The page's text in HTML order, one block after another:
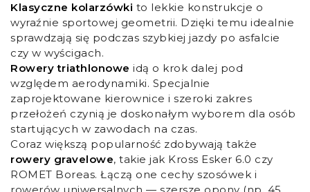
Klasyczne kolarzówki to lekkie konstrukcje o
wyraźnie sportowej geometrii. Dzięki temu idealnie
sprawdzają się podczas szybkiej jazdy po asfalcie
czy w wyścigach.
Rowery triathlonowe idą o krok dalej pod
względem aerodynamiki. Specjalnie
zaprojektowane kierownice i szeroki zakres
przełożeń czynią je doskonałym wyborem dla osób
startujących w zawodach na czas.
Coraz większą popularność zdobywają także
rowery gravelowe, takie jak Kross Esker 6.0 czy
ROMET Boreas. Łączą one cechy szosówek i